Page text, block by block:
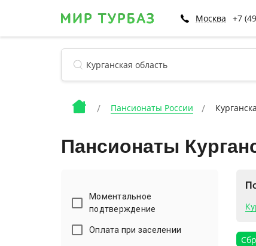
Москва +7
Пансионаты России
Пансионаты
Моментальное
подтверждение
Оплата при заселении